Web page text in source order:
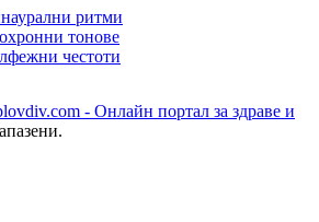
ритми
тонове
честоти
- Онлайн портал за здраве и